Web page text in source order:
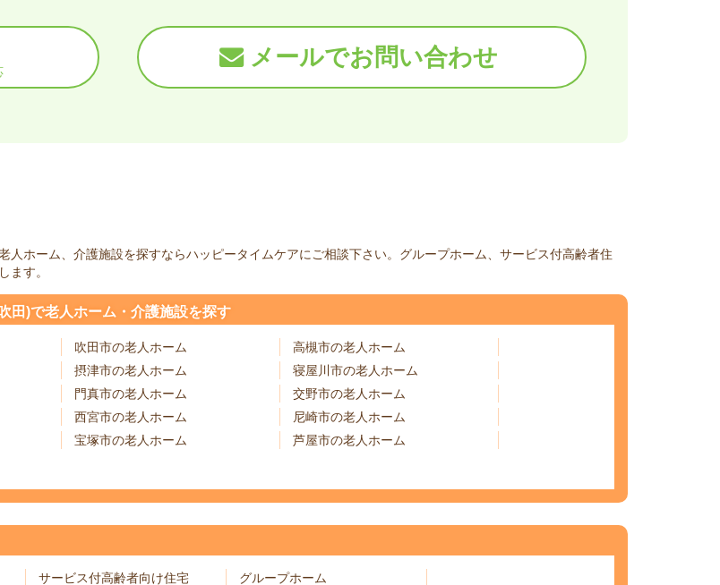
メールでお問い合わせ
ホーム、介護施設を探すならハッピータイムケアにご相談下さい。グループホーム、サービス付高齢者住
ます。
田)で老人ホーム・介護施設を探す
吹田市の老人ホーム
高槻市の老人ホーム
摂津市の老人ホーム
寝屋川市の老人ホーム
門真市の老人ホーム
交野市の老人ホーム
西宮市の老人ホーム
尼崎市の老人ホーム
宝塚市の老人ホーム
芦屋市の老人ホーム
サービス付高齢者向け住宅 グループホーム